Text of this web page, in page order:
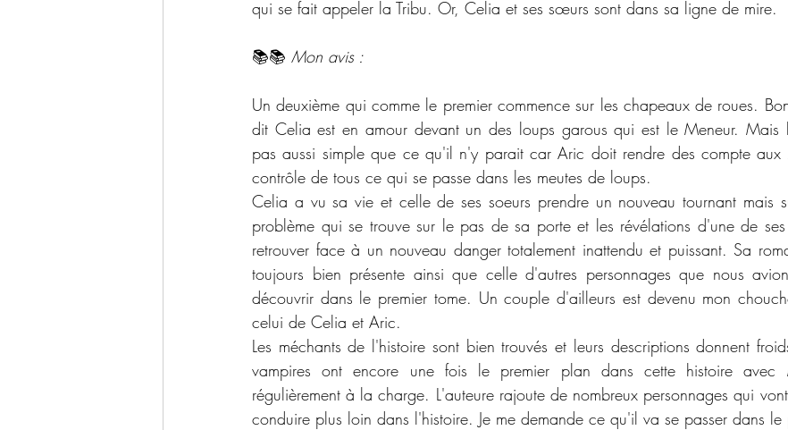
qui se fait appeler la Tribu. Or, Celia et ses sœurs sont dans sa ligne de mire.
📚📚 Mon avis :
Un deuxième qui comme le premier commence sur les chapeaux de roues.
dit Celia est en amour devant un des loups garous qui est le Meneur. Mais
pas aussi simple que ce qu'il n'y parait car Aric doit rendre des compte
contrôle de tous ce qui se passe dans les meutes de loups.
Celia a vu sa vie et celle de ses soeurs prendre un nouveau tournant mais
problème qui se trouve sur le pas de sa porte et les révélations d'une de
retrouver face à un nouveau danger totalement inattendu et puissant. Sa
toujours bien présente ainsi que celle d'autres personnages que nous
découvrir dans le premier tome. Un couple d'ailleurs est devenu mon
celui de Celia et Aric.
Les méchants de l'histoire sont bien trouvés et leurs descriptions donnent
vampires ont encore une fois le premier plan dans cette histoire avec
régulièrement à la charge. L'auteure rajoute de nombreux personnages qui
conduire plus loin dans l'histoire. Je me demande ce qu'il va se passer dans le